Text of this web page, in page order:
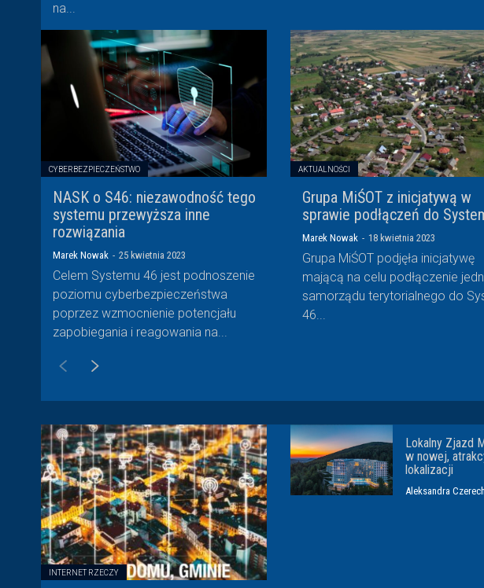
na...
CYBERBEZPIECZEŃSTWO
NASK o S46: niezawodność tego
systemu przewyższa inne
rozwiązania
Marek Nowak - 25 kwietnia 2023
Celem Systemu 46 jest podnoszenie
poziomu cyberbezpieczeństwa
poprzez wzmocnienie potencjału
zapobiegania i reagowania na...
AKTUALNOŚCI
Grupa MiŚOT z inicjatywą w
sprawie podłączeń do
Marek Nowak - 18 kwietnia 2023
Grupa MiŚOT podjęła inicjatywę
mającą na celu podłączenie
samorządu terytorialnego do
46...
INTERNET RZECZY
Lokalny Zjazd
w nowej,
lokalizacji
Aleksandra Czerech